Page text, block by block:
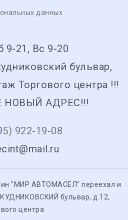
данных
9-21, Вс 9-20
бульвар,
Торгового центра !!!
АДРЕС!!!
922-19-08
"МИР АВТОМАСЕЛ" переехал и
бульвар, д.12,
центра